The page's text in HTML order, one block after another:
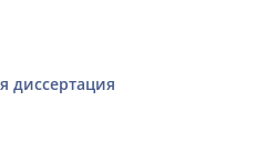
диссертация